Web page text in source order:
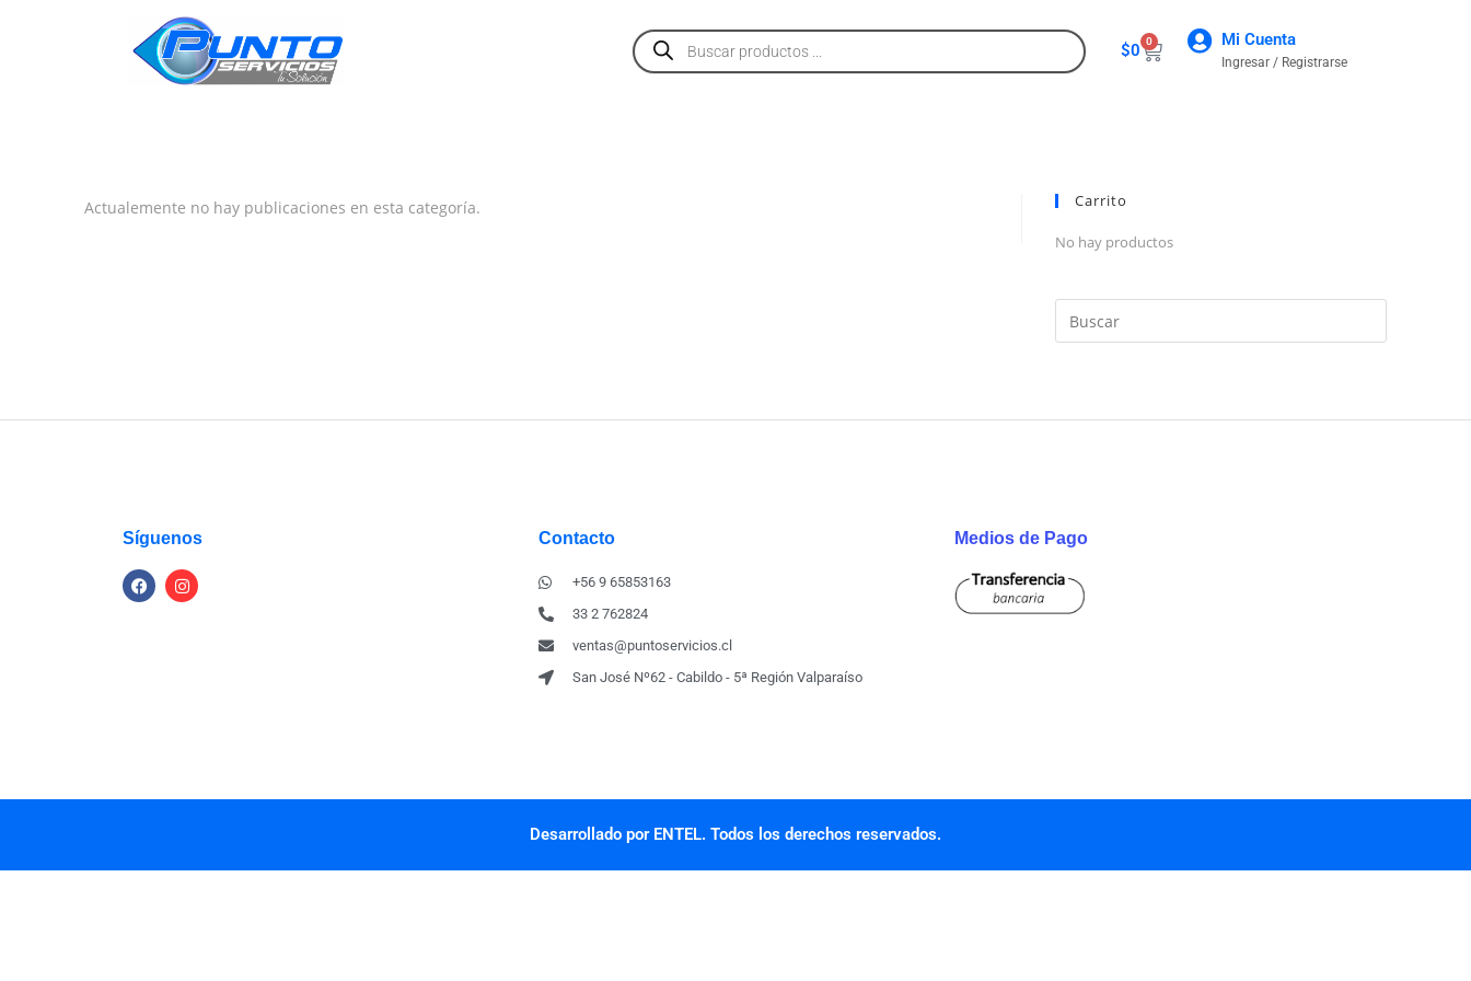
$0 0 Mi Cuenta
Ingresar / Registrarse
Actualemente no hay publicaciones en esta categoría. Carrito
No hay productos
Síguenos Contacto
+56 9 65853163
33 2 762824
ventas@puntoservicios.cl
San José Nº62 - Cabildo - 5ª Región Valparaíso
Medios de Pago
Desarrollado por ENTEL. Todos los derechos reservados.